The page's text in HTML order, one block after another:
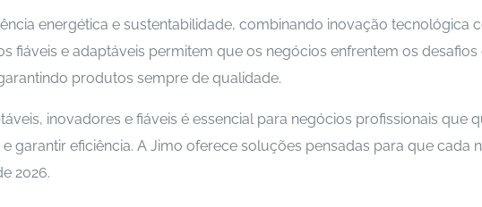
energética e sustentabilidade, combinando inovação tecnológica
fiáveis e adaptáveis permitem que os negócios enfrentem os desafios
produtos sempre de qualidade.
inovadores e fiáveis é essencial para negócios profissionais que
garantir eficiência. A Jimo oferece soluções pensadas para que cada
2026.